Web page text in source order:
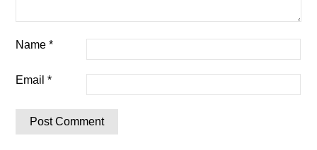
Name*
Email*